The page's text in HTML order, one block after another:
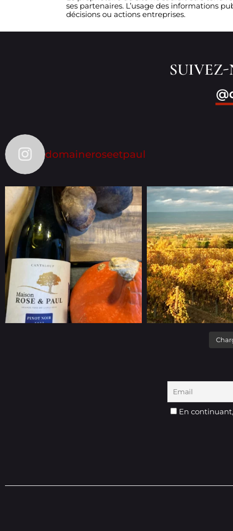
ses partenaires. L’usage des informations
décisions ou actions entreprises.
domaineroseetpaul
En